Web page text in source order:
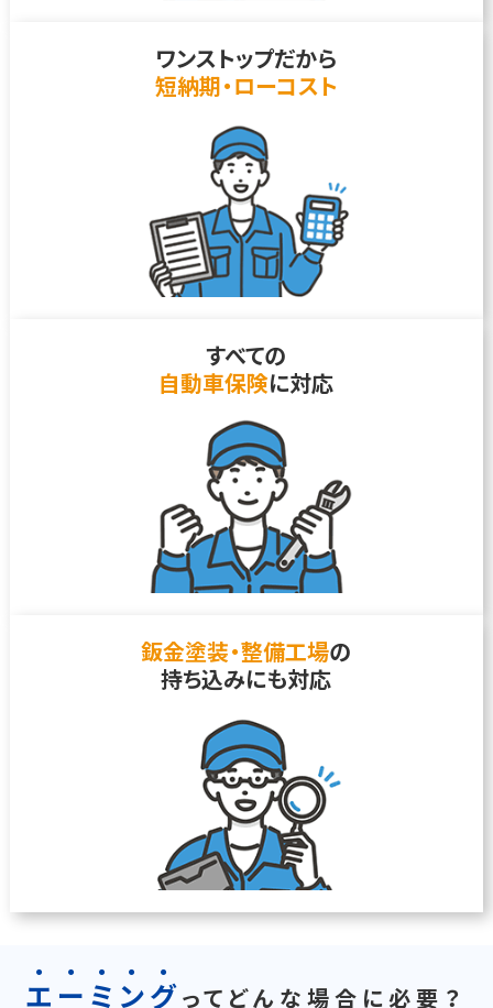
ワンストップだから
短納期・ローコスト
すべての
自動車保険に対応
鈑金塗装・整備工場の
持ち込みにも対応
エ ー ミ ングってどんな場合に必要？